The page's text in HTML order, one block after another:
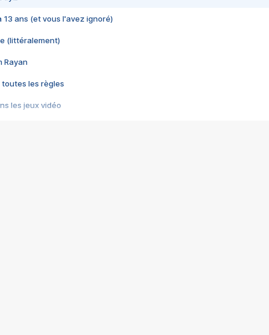
13 ans (et vous l'avez ignoré)
(littéralement)
Rayan
toutes les règles
les jeux vidéo